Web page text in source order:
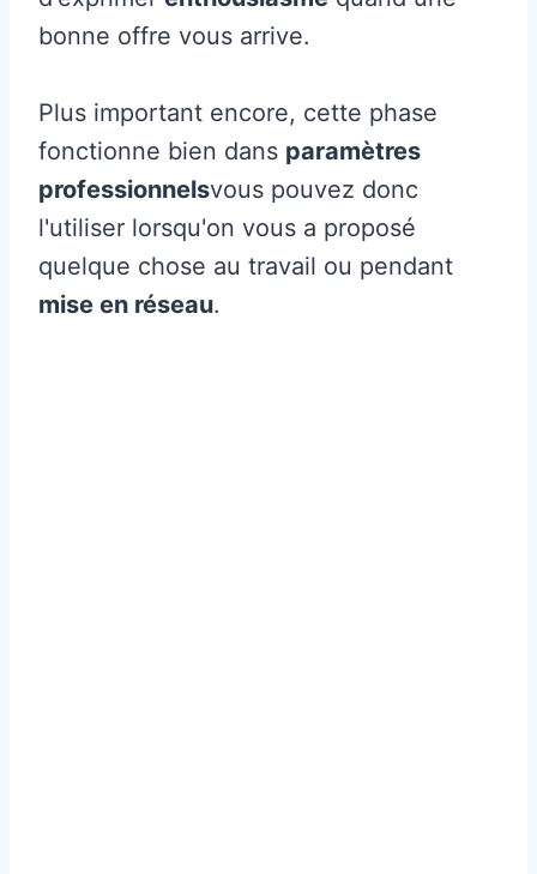
bonne offre vous arrive.
Plus important encore, cette phase
fonctionne bien dans paramètres
professionnelsvous pouvez donc
l'utiliser lorsqu'on vous a proposé
quelque chose au travail ou pendant
mise en réseau.